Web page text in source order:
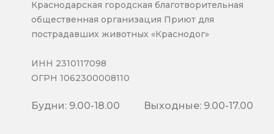
Краснодарская городская благотворительная
общественная организация Приют для
пострадавших животных «Краснодог»
ИНН 2310117098
ОГРН 1062300008110
Будни: 9.00-18.00 Выходные: 9.00-17.00